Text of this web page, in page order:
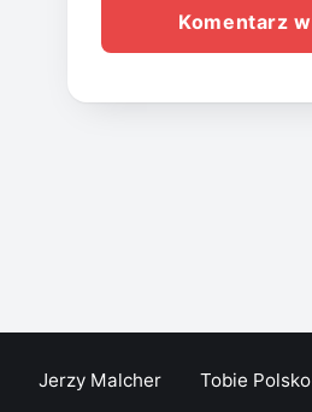
Jerzy Malcher Tobie Polsko